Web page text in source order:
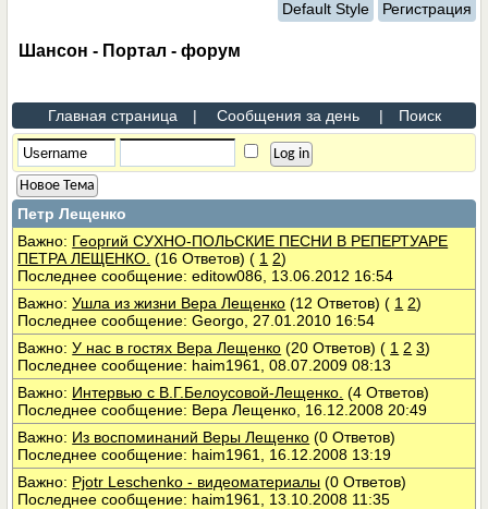
Default Style Регистрация
Шансон - Портал - форум
Главная страница | Сообщения за день | Поиск
Новое Тема
Петр Лещенко
Важно: Георгий СУХНО-ПОЛЬСКИЕ ПЕСНИ В РЕПЕРТУАРЕ
ПЕТРА ЛЕЩЕНКО. (16 Ответов) ( 1 2)
Последнее сообщение: editow086, 13.06.2012 16:54
Важно:Ушла из жизни Вера Лещенко (12 Ответов) ( 1 2)
Последнее сообщение: Georgo, 27.01.2010 16:54
Важно:У нас в гостях Вера Лещенко (20 Ответов) ( 1 2 3)
Последнее сообщение: haim1961, 08.07.2009 08:13
Важно: Интервью с В.Г.Белоусовой-Лещенко. (4 Ответов)
Последнее сообщение: Вера Лещенко, 16.12.2008 20:49
Важно: Из воспоминаний Веры Лещенко (0 Ответов)
Последнее сообщение: haim1961, 16.12.2008 13:19
Важно: Pjotr Leschenko - видеоматериалы (0 Ответов)
Последнее сообщение: haim1961, 13.10.2008 11:35